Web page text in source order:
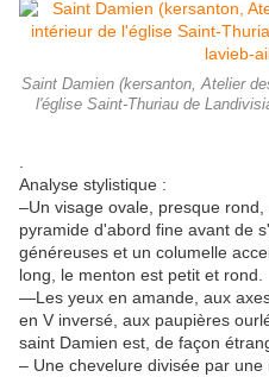
Saint Damien (kersanton, Atelier
l'église Saint-Thuriau de
Analyse stylistique :
–Un visage ovale, presque
pyramide d'abord fine avant de
généreuses et un columelle
long, le menton est petit et rond.
—Les yeux en amande, aux
en V inversé, aux paupières
saint Damien est, de façon
– Une chevelure divisée par